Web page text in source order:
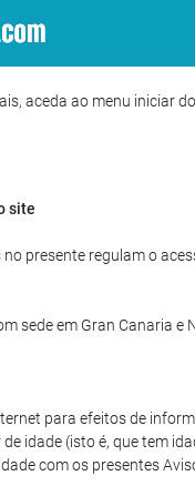
aceda ao menu iniciar
site
presente regulam o
sede em Gran Canaria
para efeitos de
idade (isto é, que tem
com os presentes